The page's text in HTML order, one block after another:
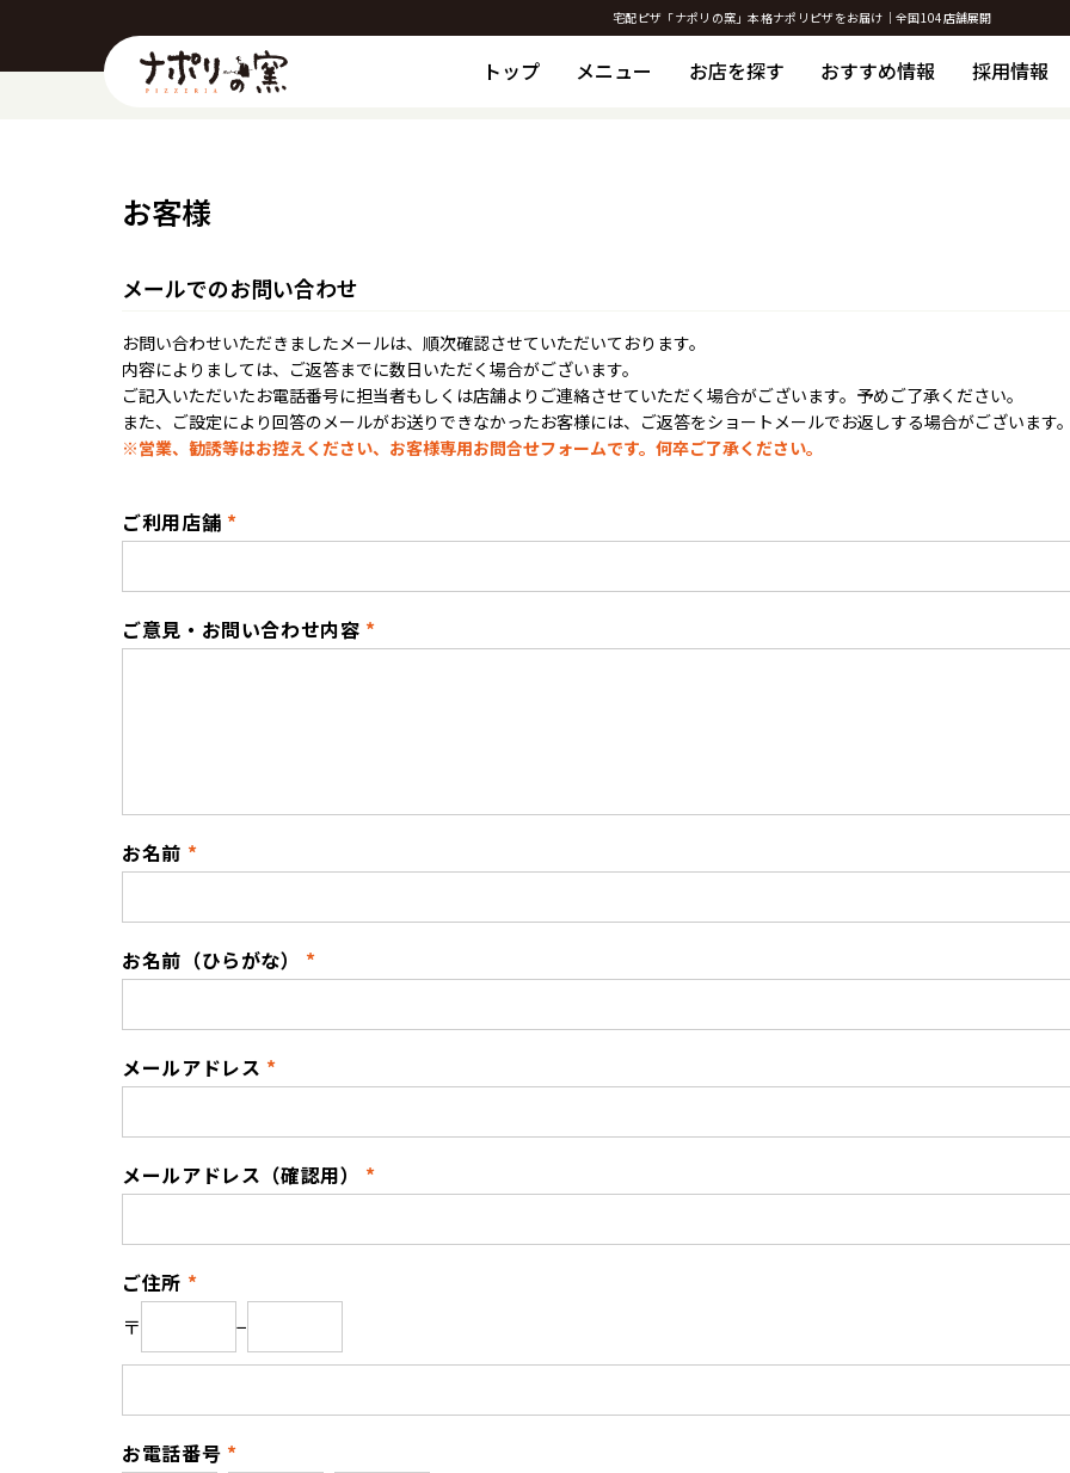
宅配ピザ「ナポリの窯」本格ナポリピザをお届け｜全国104店舗展開
トップ メニュー お店を探す おすすめ情報 採用情報
お客様
メールでのお問い合わせ
お問い合わせいただきましたメールは、順次確認させていただいております。
内容によりましては、ご返答までに数日いただく場合がございます。
ご記入いただいたお電話番号に担当者もしくは店舗よりご連絡させていただく場合がございます。予めご了承ください。
また、ご設定により回答のメールがお送りできなかったお客様には、ご返答をショートメールでお返しする場合がございます
※営業、勧誘等はお控えください、お客様専用お問合せフォームです。何卒ご了承ください。
ご利用店舗
ご意見・お問い合わせ内容
お名前
お名前（ひらがな）
メールアドレス
メールアドレス（確認用）
ご住所
〒
−
お電話番号